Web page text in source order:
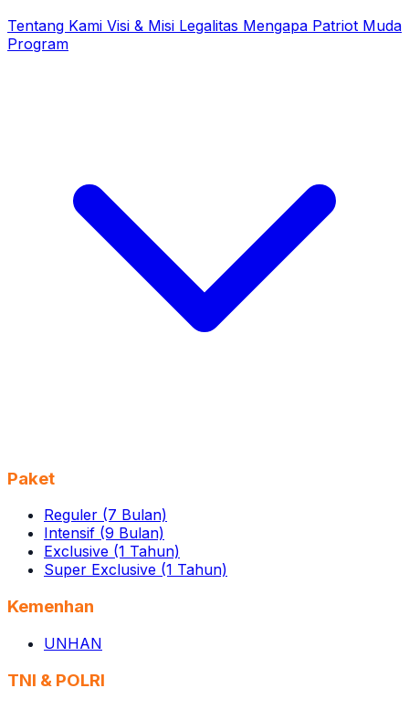
Tentang Kami Visi & Misi Legalitas Mengapa Patriot Muda
Program
Paket
Reguler (7 Bulan)
Intensif (9 Bulan)
Exclusive (1 Tahun)
Super Exclusive (1 Tahun)
Kemenhan
UNHAN
TNI & POLRI